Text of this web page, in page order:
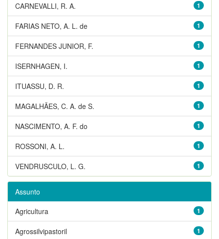
1
CARNEVALLI, R. A.
1
FARIAS NETO, A. L. de
1
FERNANDES JUNIOR, F.
1
ISERNHAGEN, I.
1
ITUASSU, D. R.
1
MAGALHÃES, C. A. de S.
1
NASCIMENTO, A. F. do
1
ROSSONI, A. L.
1
VENDRUSCULO, L. G.
Assunto
1
Agricultura
1
Agrossilvipastoril